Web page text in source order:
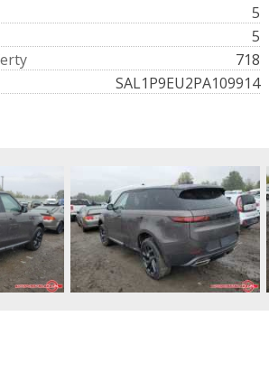
5
5
erty
718
SAL1P9EU2PA109914